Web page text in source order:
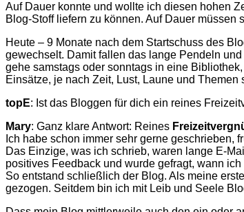
Auf Dauer konnte und wollte ich diesen hohen
Blog-Stoff liefern zu können. Auf Dauer
Heute – 9 Monate nach dem Startschuss des
gewechselt. Damit fallen das lange Pendeln
gehe samstags oder sonntags in eine
Einsätze, je nach Zeit, Lust, Laune und
topE: Ist das Bloggen für dich ein reines
Mary: Ganz klare Antwort: Reines
Ich habe schon immer sehr gerne geschrieben,
Das Einzige, was ich schrieb, waren lange E-
positives Feedback und wurde gefragt, wann
So entstand schließlich der Blog. Als meine
gezogen. Seitdem bin ich mit Leib und Seele